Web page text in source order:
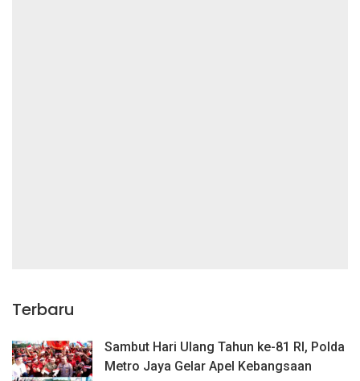
Terbaru
Sambut Hari Ulang Tahun ke-81 RI, Polda
Metro Jaya Gelar Apel Kebangsaan